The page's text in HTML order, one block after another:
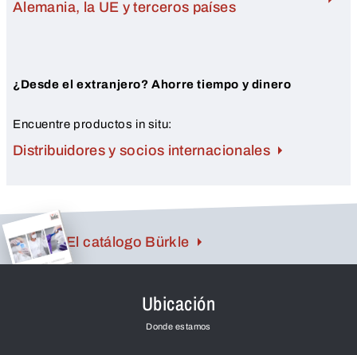
Alemania, la UE y terceros países
¿Desde el extranjero? Ahorre tiempo y dinero
Encuentre productos in situ:
Distribuidores y socios internacionales
El catálogo Bürkle
Ubicación
Donde estamos